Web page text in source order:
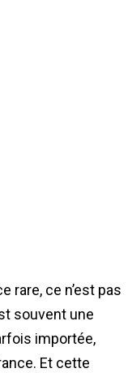
rare, ce n’est pas
souvent une
importée,
Et cette